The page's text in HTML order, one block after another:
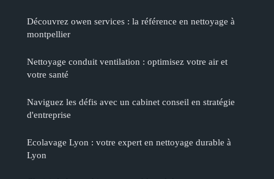
Découvrez owen services : la référence en nettoyage à
montpellier
Nettoyage conduit ventilation : optimisez votre air et
votre santé
Naviguez les défis avec un cabinet conseil en stratégie
d'entreprise
Ecolavage Lyon : votre expert en nettoyage durable à
Lyon